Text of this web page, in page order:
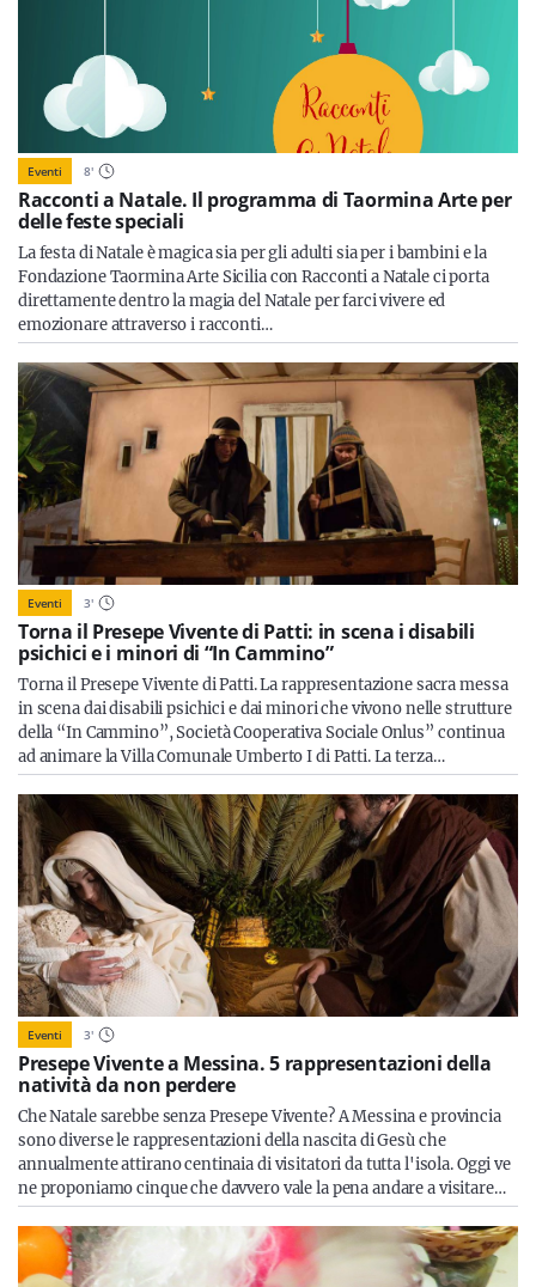
Eventi 8'
Racconti a Natale. Il programma di Taormina Arte per
delle feste speciali
La festa di Natale è magica sia per gli adulti sia per i bambini e la
Fondazione Taormina Arte Sicilia con Racconti a Natale ci porta
direttamente dentro la magia del Natale per farci vivere ed
emozionare attraverso i racconti…
Eventi 3'
Torna il Presepe Vivente di Patti: in scena i disabili
psichici e i minori di “In Cammino”
Torna il Presepe Vivente di Patti. La rappresentazione sacra messa
in scena dai disabili psichici e dai minori che vivono nelle strutture
della “In Cammino”, Società Cooperativa Sociale Onlus” continua
ad animare la Villa Comunale Umberto I di Patti. La terza…
Eventi 3'
Presepe Vivente a Messina. 5 rappresentazioni della
natività da non perdere
Che Natale sarebbe senza Presepe Vivente? A Messina e provincia
sono diverse le rappresentazioni della nascita di Gesù che
annualmente attirano centinaia di visitatori da tutta l'isola. Oggi ve
ne proponiamo cinque che davvero vale la pena andare a visitare…